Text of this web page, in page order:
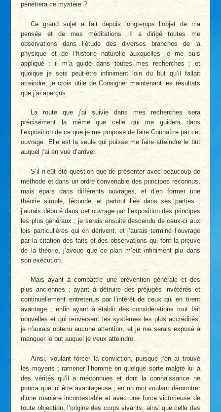
pénétrera ce mystère ?
Ce grand sujet a fait depuis longtemps l’objet de ma
pensée et de mes méditations. Il a dirigé toutes me
observations dans l’étude des diverses branches de la
physique et de l’histoire naturelle auxquelles je me suis
appliqué : il m’a guidé dans toutes mes recherches ; et
quoique je sois peut-être infiniment loin du but qu’il fallait
atteindre, je crois utile de Consigner maintenant les résultats
que j’ai aperçus.
La route que j’ai suivie dans mes recherches sera
précisément la même que celle qui me guidera dans
l’exposition de ce que je me propose de faire Connaître par cet
ouvrage. Elle est la seule qui puisse me faire atteindre le but
auquel j’ai en vue d’arriver.
S’il n’eût été question que de présenter avec beaucoup de
méthode et dans un ordre convenable des principes reconnus,
mais épars dans différents ouvrages, et d’en former une
théorie simple, féconde, et partout liée dans ses parties ;
j’aurais débuté dans cet ouvrage par l’exposition des principes
les plus généraux ; je serais ensuite descendu de ceux-ci aux
lois particulières qui en dérivent, et j’aurais terminé l’ouvrage
par la citation des faits et des observations qui font la preuve
de la théorie, j’avoue que ce plan m’eût infiniment plu dans
son exécution.
Mais ayant à combattre une prévention générale et des
plus anciennes ; ayant à détruire des préjugés invétérés et
continuellement entretenus par l’intérêt de ceux qui en tirent
avantage ; enfin ayant à établir des considérations tout fait
nouvelles et qui renversent les systèmes les plus accrédités,
je n’aurais obtenu aucune attention, et je me serais exposé à
manquer le but auquel je veux atteindre.
Ainsi, voulant forcer la conviction, puisque j’en ai trouvé
les moyens ; ramener l’homme en quelque sorte malgré lui à
des vérités qu’il a méconnues et dont la connaissance ne
pourra que lui être avantageuse ; en un mot voulant démontrer
d’une manière incontestable et avec une force victorieuse de
toute objection, l’origine des corps vivants, ainsi que celle des